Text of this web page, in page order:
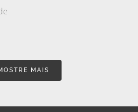
MAIS